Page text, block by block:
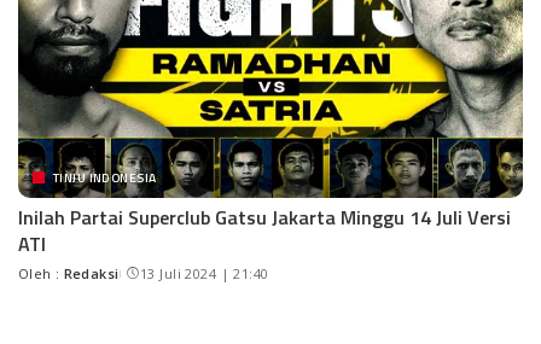
TINJU INDONESIA
Inilah Partai Superclub Gatsu Jakarta Minggu 14 Juli Versi
ATI
Oleh : Redaksi 13 Juli 2024 | 21:40